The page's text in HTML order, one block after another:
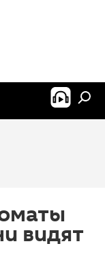
видят